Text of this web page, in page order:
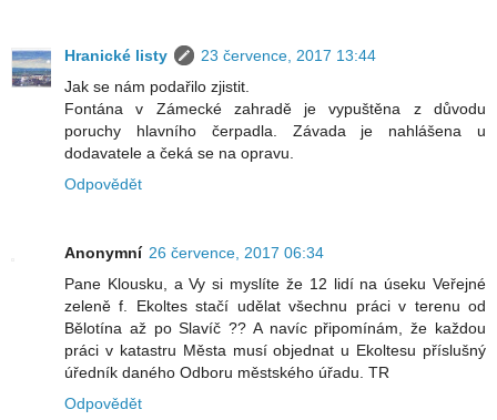
Hranické listy
23 července, 2017 13:44
Jak se nám podařilo zjistit.
Fontána v Zámecké zahradě je vypuštěna z důvodu
poruchy hlavního čerpadla. Závada je nahlášena u
dodavatele a čeká se na opravu.
Odpovědět
Anonymní 26 července, 2017 06:34
Pane Klousku, a Vy si myslíte že 12 lidí na úseku Veřejné
zeleně f. Ekoltes stačí udělat všechnu práci v terenu od
Bělotína až po Slavíč ?? A navíc připomínám, že každou
práci v katastru Města musí objednat u Ekoltesu příslušný
úředník daného Odboru městského úřadu. TR
Odpovědět